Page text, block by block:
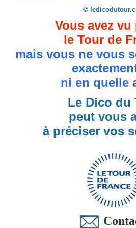
©
Vous avez vu
le Tour de
mais vous ne vous
ni en quelle
Le Dico du
peut vous
à préciser vos